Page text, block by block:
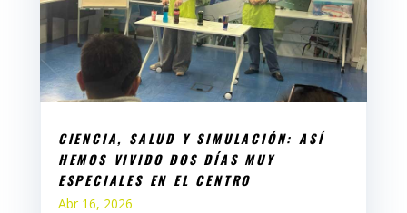
CIENCIA, SALUD Y SIMULACIÓN: ASÍ
HEMOS VIVIDO DOS DÍAS MUY
ESPECIALES EN EL CENTRO
Abr 16, 2026